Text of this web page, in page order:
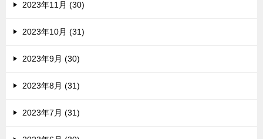
2023年11月 (30)
2023年10月 (31)
2023年9月 (30)
2023年8月 (31)
2023年7月 (31)